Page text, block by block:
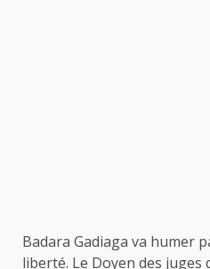
Badara Gadiaga va humer
liberté. Le Doyen des